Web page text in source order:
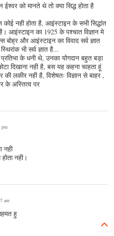
ईश्वर को मानते थे तो क्या सिद्ध होता है
कोई नही होता है, आइंस्टाइन के सभी सिद्धांत
आइंस्टाइन का 1925 के पश्चात विज्ञान मे
बोह्र और आइंस्टाइन का विवाद सर्व ज्ञात
भी सर्व ज्ञात है...
के धनी थे, उनका योगदान बहुत बड़ा
दिखाना नही है, बस यह कहना चाहता हूं
लकीर नही है, विशेषतः विज्ञान से बाहर ,
के अस्तित्व पर
pm
नही
नही।
am
हु